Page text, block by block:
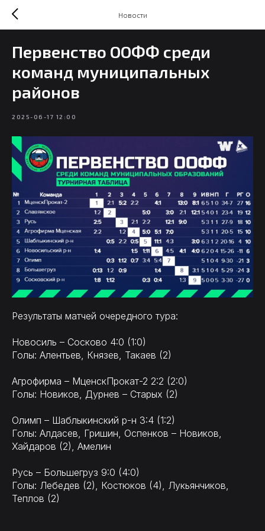
Новости
Первенство ООФФ среди
команд муниципальных
районов
2025-06-17 12:00
Результаты матчей очередного тура:
Новосиль – Сосково 4:0 (1:0)
Голы: Алентьев, Князев, Такаев (2)
Агрофирма – МценскПрокат-2 2:2 (2:0)
Голы: Новиков, Дурнев – Старых (2)
Олимп – Шаблыкинский р-н 3:4 (1:2)
Голы: Алдасев, Гришин, Оспенков – Новиков,
Хайдаров (2), Амелин
Русь – Большегруз 9:0 (4:0)
Голы: Лебедев (2), Костюков (4), Лукьянчиков,
Теплов (2)